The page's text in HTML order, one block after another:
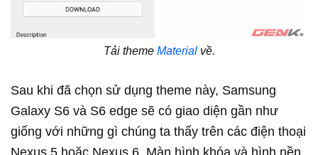
Tải theme Materialvề.
Sau khi đã chọn sử dụng theme này, Samsung
Galaxy S6 và S6 edge sẽ có giao diện gần như
giống với những gì chúng ta thấy trên các điện thoại